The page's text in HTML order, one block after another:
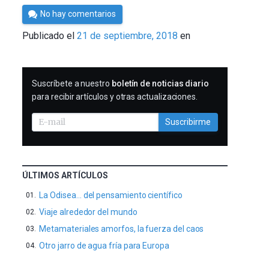
Por
César
Tomé
No hay comentarios
Publicado el21 de septiembre, 2018 en
SUSCRIBIRME
Suscríbete a nuestro boletín de noticias diario
para recibir artículos y otras actualizaciones.
Suscribirme
ÚLTIMOS ARTÍCULOS
La Odisea… del pensamiento científico
Viaje alrededor del mundo
Metamateriales amorfos, la fuerza del caos
Otro jarro de agua fría para Europa